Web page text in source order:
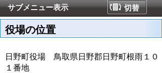
サブメニュー表示 切替
役場の位置
日野町役場 鳥取県日野郡日野町根雨１０
１番地